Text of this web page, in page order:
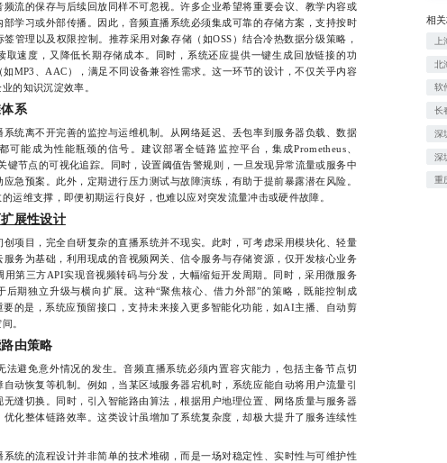
的保存与后续回放同样不可忽视。许多企业希望将重要会议、教学内容或
部学习或外部传播。因此，音频直播系统必须集成可靠的存储方案，支持按时
管理以及权限控制。推荐采用对象存储（如OSS）结合冷热数据分级策略，
取速度，又降低长期存储成本。同时，系统还应提供一键生成回放链接的功
MP3、AAC），满足不同设备兼容性需求。这一环节的设计，不仅关乎内容
的知识沉淀效率。
系
离不开完善的监控与运维机制。从网络延迟、丢包率到服务器负载、数据
可能成为性能瓶颈的信号。建议部署全链路监控平台，集成Prometheus、
键节点的可视化追踪。同时，设置阈值告警规则，一旦发现异常流量或服务中
急预案。此外，定期进行压力测试与故障演练，有助于提前暴露潜在风险。
运维支撑，即便初期运行良好，也难以应对突发流量冲击或硬件故障。
展性设计
目，完全自研复杂的直播系统并不现实。此时，可考虑采用模块化、轻量
服务为基础，利用现成的音视频网关、信令服务与存储资源，仅开发核心业务
用第三方API实现音视频转码与分发，大幅缩短开发周期。同时，采用微服务
后期独立升级与横向扩展。这种“聚焦核心、借力外部”的策略，既能控制成
要的是，系统应预留接口，支持未来接入更多智能化功能，如AI主播、自动剪
。
由策略
避免意外情况的发生。音频直播系统必须内置容灾能力，包括主备节点切
动恢复等机制。例如，当某区域服务器宕机时，系统应能自动将用户流量引
无缝切换。同时，引入智能路由算法，根据用户地理位置、网络质量与服务器
化整体链路效率。这类设计虽增加了系统复杂度，却极大提升了服务连续性
的流程设计并非简单的技术堆砌，而是一场对稳定性、实时性与可维护性
相关
北
软
长
深
深
重